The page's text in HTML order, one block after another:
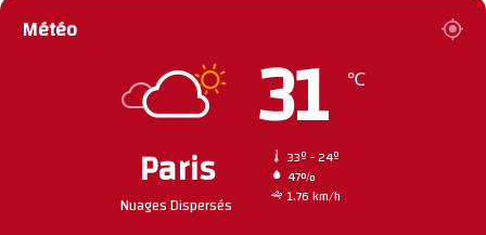
Météo
Paris
Nuages Dispersés
31 ℃
33º - 24º
47%
1.76 km/h